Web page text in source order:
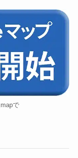
で